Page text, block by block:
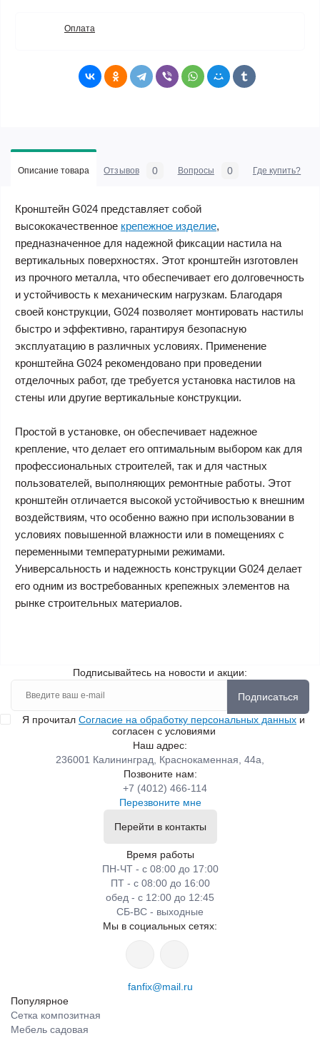
Оплата
Описание товара Отзывов 0 Вопросы 0 Где купить?
Кронштейн G024 представляет собой
высококачественное крепежное изделие,
предназначенное для надежной фиксации настила на
вертикальных поверхностях. Этот кронштейн изготовлен
из прочного металла, что обеспечивает его долговечность
и устойчивость к механическим нагрузкам. Благодаря
своей конструкции, G024 позволяет монтировать настилы
быстро и эффективно, гарантируя безопасную
эксплуатацию в различных условиях. Применение
кронштейна G024 рекомендовано при проведении
отделочных работ, где требуется установка настилов на
стены или другие вертикальные конструкции.
Простой в установке, он обеспечивает надежное
крепление, что делает его оптимальным выбором как для
профессиональных строителей, так и для частных
пользователей, выполняющих ремонтные работы. Этот
кронштейн отличается высокой устойчивостью к внешним
воздействиям, что особенно важно при использовании в
условиях повышенной влажности или в помещениях с
переменными температурными режимами.
Универсальность и надежность конструкции G024 делает
его одним из востребованных крепежных элементов на
рынке строительных материалов.
Подписывайтесь на новости и акции:
Подписаться
Я прочитал Согласие на обработку персональных данных и
согласен с условиями
Наш адрес:
236001 Калининград, Краснокаменная, 44а,
Позвоните нам:
+7 (4012) 466-114
Перезвоните мне
Перейти в контакты
Время работы
ПН-ЧТ - с 08:00 до 17:00
ПТ - с 08:00 до 16:00
обед - с 12:00 до 12:45
СБ-ВС - выходные
Мы в социальных сетях:
fanfix@mail.ru
Популярное
Сетка композитная
Мебель садовая